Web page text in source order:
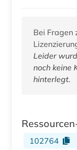
Bei Fragen
Leider
noch keine
hinterlegt.
102764